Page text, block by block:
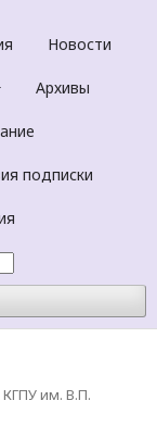
Новости
Архивы
подписки
им. В.П.